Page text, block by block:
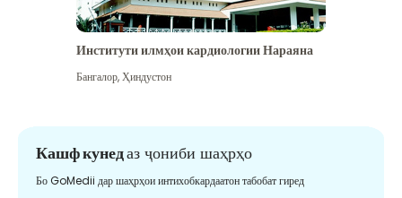
Институти илмҳои кардиологии Нараяна
Бангалор,Ҳиндустон
Кашф кунедаз ҷониби шаҳрҳо
Бо GoMedii дар шаҳрҳои интихобкардаатон табобат гиред